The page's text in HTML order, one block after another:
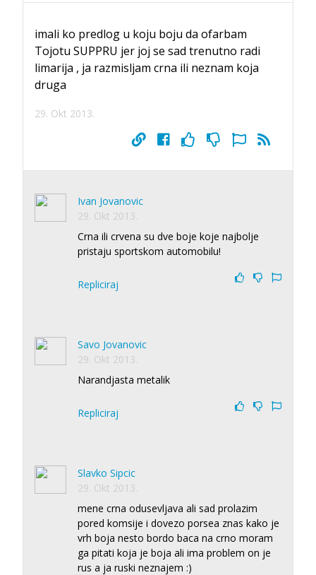
imali ko predlog u koju boju da ofarbam
Tojotu SUPPRU jer joj se sad trenutno radi
limarija , ja razmisljam crna ili neznam koja
druga
29. Okt 2013.
Ivan Jovanovic
29. Okt 2013.
Crna ili crvena su dve boje koje najbolje
pristaju sportskom automobilu!
Repliciraj
Savo Jovanovic
29. Okt 2013.
Narandjasta metalik
Repliciraj
Slavko Sipcic
29. Okt 2013.
mene crna odusevljava ali sad prolazim
pored komsije i dovezo porsea znas kako je
vrh boja nesto bordo baca na crno moram
ga pitati koja je boja ali ima problem on je
rus a ja ruski neznajem :)